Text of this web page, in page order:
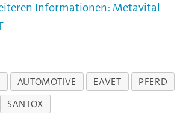
Informationen: Metavital
AUTOMOTIVE EAVET
PFERD
SANTOX